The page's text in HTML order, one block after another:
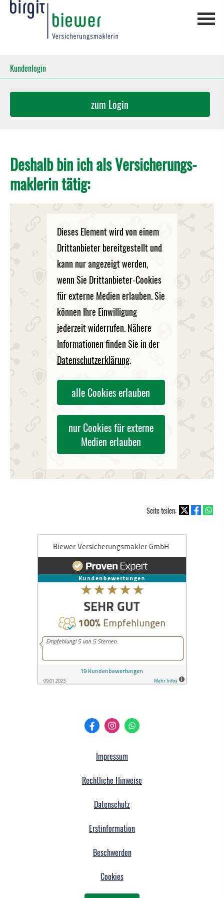
Kundenlogin
zum Login
Deshalb bin ich als Ver­sicherungs­
maklerin tätig:
Dieses Element wird von einem
Drittanbieter bereitgestellt und
kann nur angezeigt werden,
wenn Sie Drittanbieter-Cookies
für externe Medien erlauben. Sie
können Ihre Einwilligung
jederzeit widerrufen. Nähere
Informationen finden Sie in der
Datenschutzerklärung.
alle Cookies erlauben
nur Cookies für externe
Medien erlauben
Seite teilen:
Impressum
Rechtliche Hinweise
Datenschutz
Erstinformation
Beschwerden
Cookies